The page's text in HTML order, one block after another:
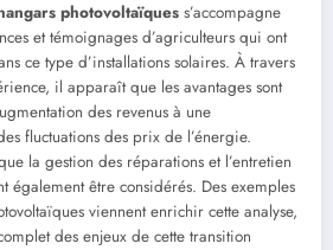
photovoltaïques s’accompagne
et témoignages d’agriculteurs qui ont
ce type d’installations solaires. À travers
il apparaît que les avantages sont
des revenus à une
fluctuations des prix de l’énergie.
la gestion des réparations et l’entretien
également être considérés. Des exemples
viennent enrichir cette analyse,
des enjeux de cette transition